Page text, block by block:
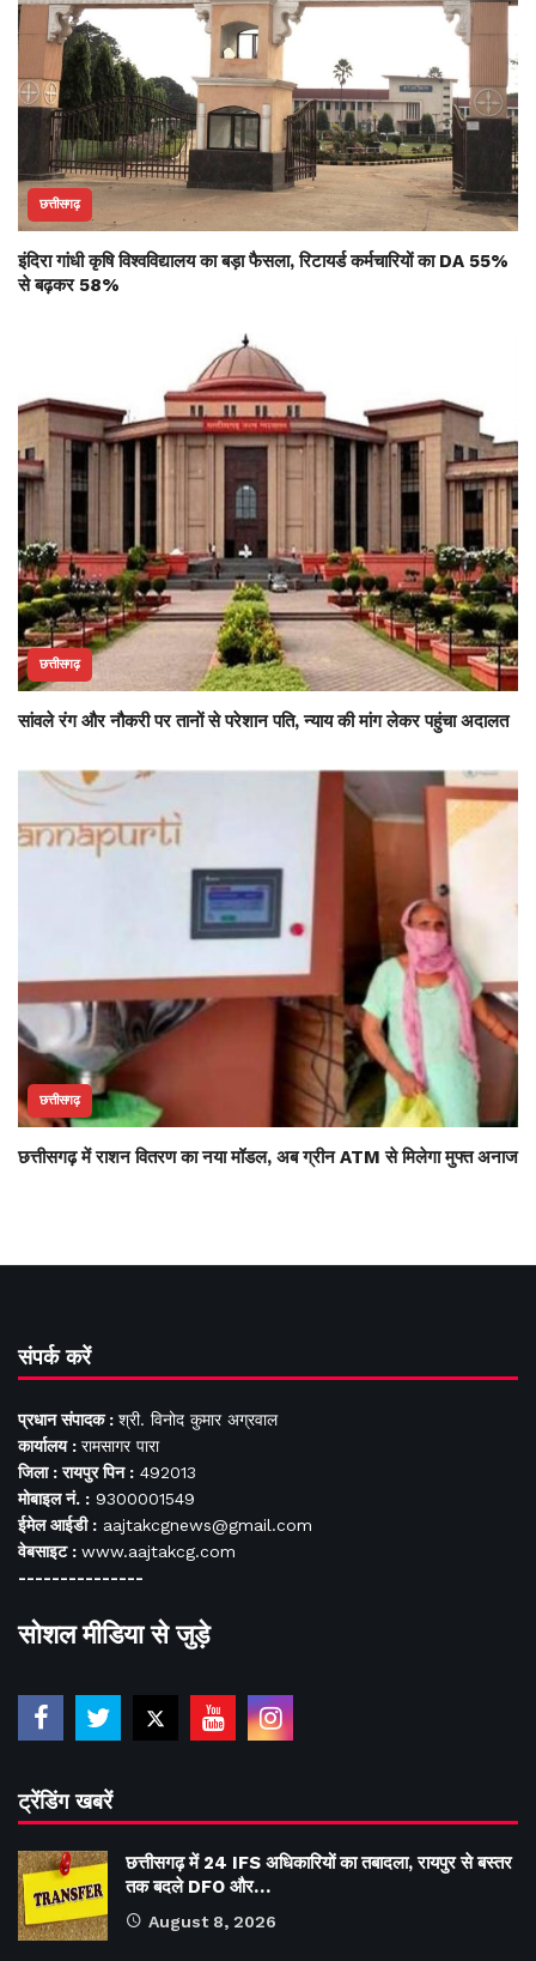
छत्तीसगढ़
इंदिरा गांधी कृषि विश्वविद्यालय का बड़ा फैसला, रिटायर्ड कर्मचारियों का DA 55%
से बढ़कर 58%
छत्तीसगढ़
सांवले रंग और नौकरी पर तानों से परेशान पति, न्याय की मांग लेकर पहुंचा अदालत
छत्तीसगढ़
छत्तीसगढ़ में राशन वितरण का नया मॉडल, अब ग्रीन ATM से मिलेगा मुफ्त अनाज
संपर्क करें
प्रधान संपादक : श्री. विनोद कुमार अग्रवाल
कार्यालय : रामसागर पारा
जिला : रायपुर पिन : 492013
मोबाइल नं. : 9300001549
ईमेल आईडी : aajtakcgnews@gmail.com
वेबसाइट : www.aajtakcg.com
---------------
सोशल मीडिया से जुड़े
ट्रेंडिंग खबरें
छत्तीसगढ़ में 24 IFS अधिकारियों का तबादला, रायपुर से बस्तर
तक बदले DFO और…
August 8, 2026